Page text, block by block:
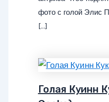
фото с голой Элис
[…]
Голая Куинн